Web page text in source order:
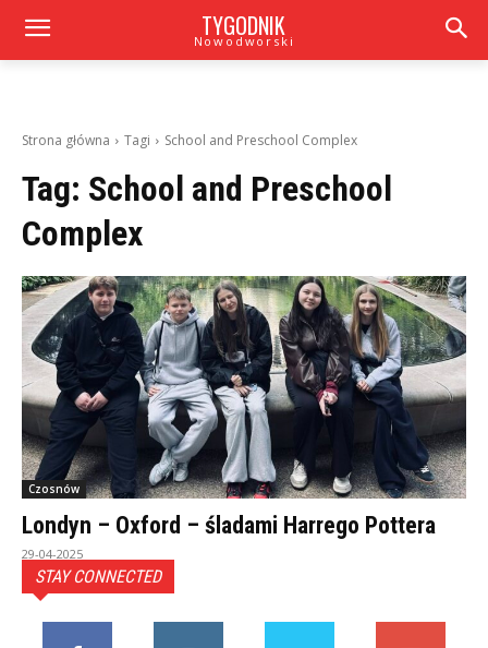
TYGODNIK
Nowodworski
Strona główna Tagi School and Preschool Complex
Tag: School and Preschool
Complex
Czosnów
Londyn – Oxford – śladami Harrego Pottera
29-04-2025
STAY CONNECTED